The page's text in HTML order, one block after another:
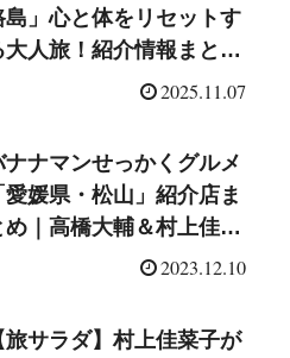
島」心と体をリセットす
大人旅！紹介情報まとめ
2025.11.07
ナナマンせっかくグルメ
愛媛県・松山」紹介店ま
め｜高橋大輔＆村上佳菜
2023.12.10
旅サラダ】村上佳菜子が